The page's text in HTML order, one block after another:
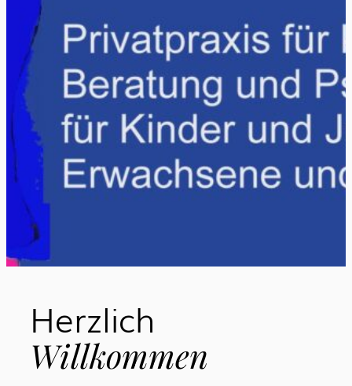
Herzlich
Willkommen